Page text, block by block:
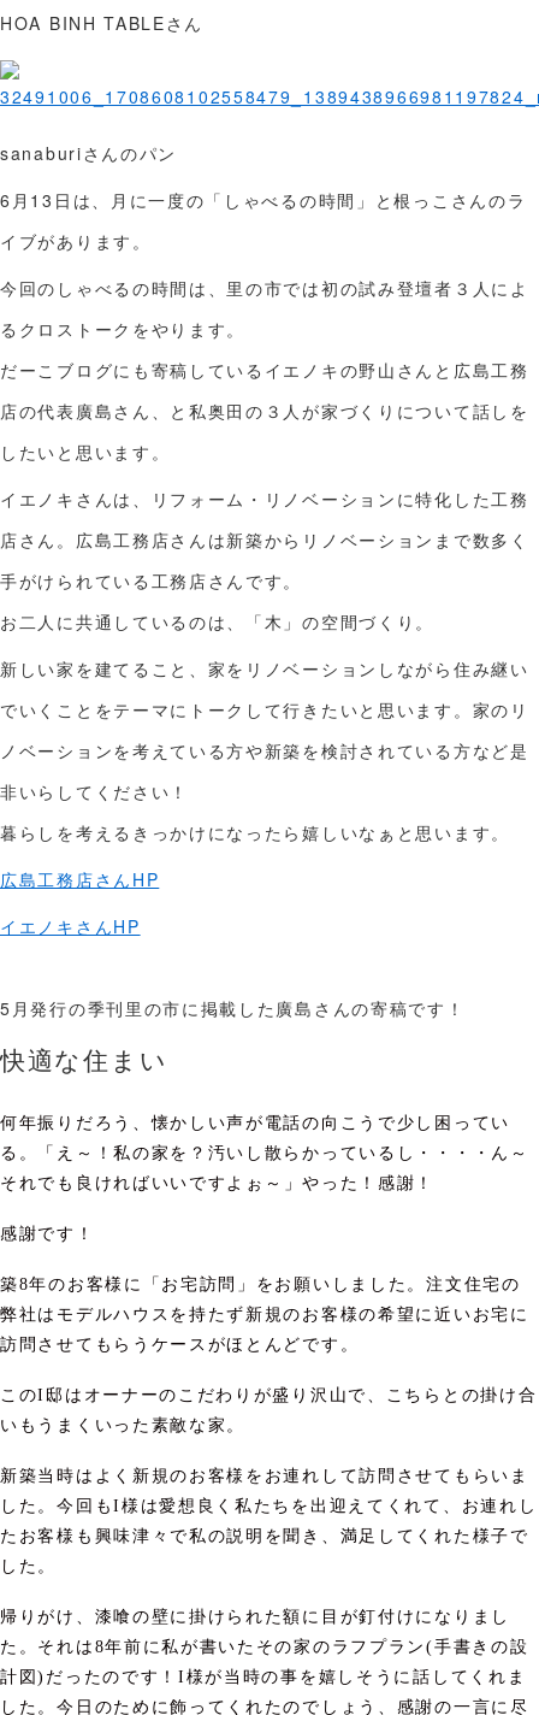
HOA BINH TABLEさん
sanaburiさんのパン
6月13日は、月に一度の「しゃべるの時間」と根っこさんのラ
イブがあります。
今回のしゃべるの時間は、里の市では初の試み登壇者３人によ
るクロストークをやります。
だーこブログにも寄稿しているイエノキの野山さんと広島工務
店の代表廣島さん、と私奥田の３人が家づくりについて話しを
したいと思います。
イエノキさんは、リフォーム・リノベーションに特化した工務
店さん。広島工務店さんは新築からリノベーションまで数多く
手がけられている工務店さんです。
お二人に共通しているのは、「木」の空間づくり。
新しい家を建てること、家をリノベーションしながら住み継い
でいくことをテーマにトークして行きたいと思います。家のリ
ノベーションを考えている方や新築を検討されている方など是
非いらしてください！
暮らしを考えるきっかけになったら嬉しいなぁと思います。
広島工務店さんHP
イエノキさんHP
5月発行の季刊里の市に掲載した廣島さんの寄稿です！
快適な住まい
何年振りだろう、懐かしい声が電話の向こうで少し困ってい
る。「え～！私の家を？汚いし散らかっているし・・・・ん～
それでも 良ければいいですよぉ～」やった！感謝！
感謝です！
築8年のお客様に「お宅訪問」をお願いしました。注文住宅の
弊社はモデルハウスを持たず新規のお客様の希望に近いお宅に
訪問させてもらうケースがほとんどです。
このI邸はオーナーのこだわりが盛り沢山で、こちらとの掛け合
いもうまくいった素敵な家。
新築当時はよく新規のお客様をお連れして訪問させてもらいま
した。今回もI様は愛想良く私たちを出迎えてくれて、お連れし
たお客様も興味津々で私の説明を聞き、満足してくれた様子で
した。
帰りがけ、漆喰の壁に掛けられた額に目が釘付けになりまし
た。それは8年前に私が書いたその家のラフプラン(手書きの設
計図)だったのです！I様が当時の事を嬉しそうに話してくれま
した。今日のために飾ってくれたのでしょう、感謝の一言に尽